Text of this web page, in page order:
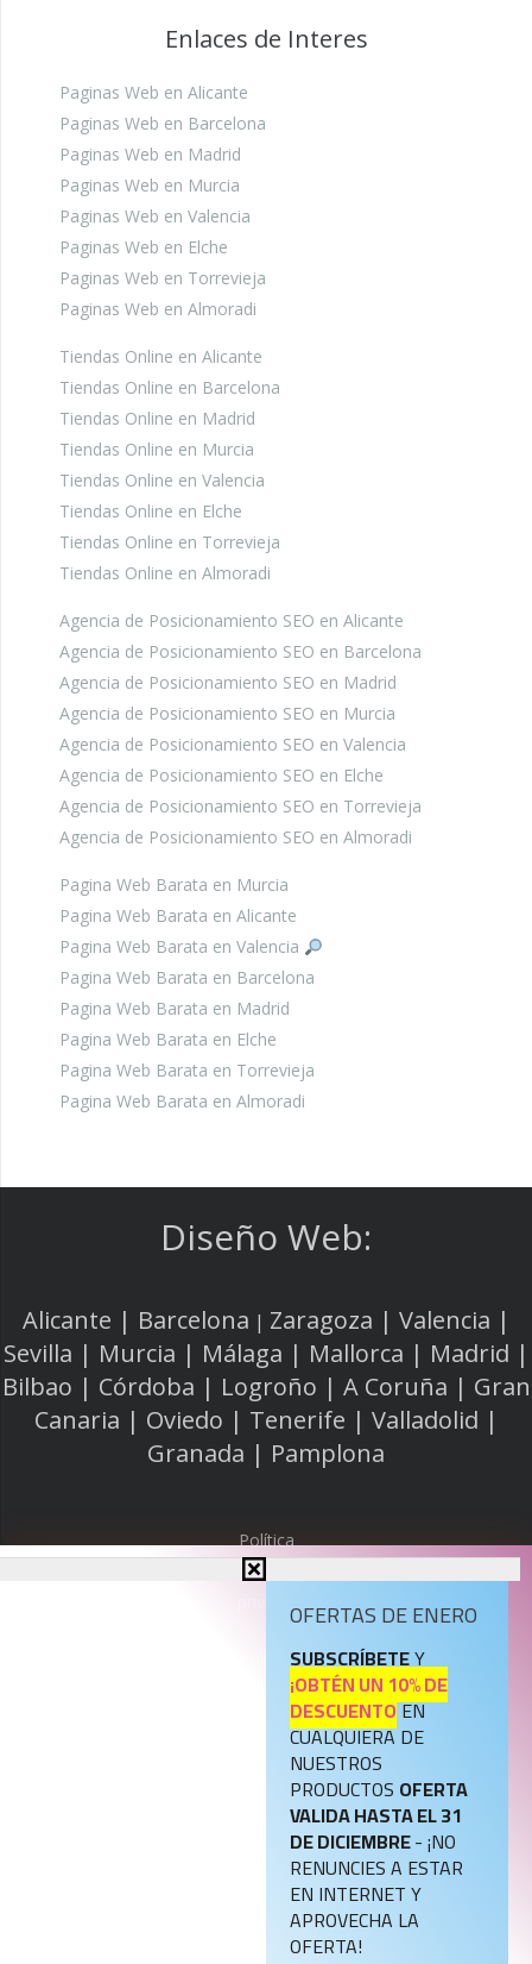
OFERTAS DE ENERO
SUBSCRÍBETEY
¡OBTÉN UN 10% DE
DESCUENTOEN
CUALQUIERA DE
NUESTROS
PRODUCTOS OFERTA
VALIDA HASTA EL 31
DE DICIEMBRE- ¡NO
RENUNCIES A ESTAR
EN INTERNET Y
APROVECHA LA
OFERTA!
Enlaces de Interes
Paginas Web en Alicante
Paginas Web en Barcelona
Paginas Web en Madrid
Paginas Web en Murcia
Paginas Web en Valencia
Paginas Web en Elche
Paginas Web en Torrevieja
Paginas Web en Almoradi
Tiendas Online en Alicante
Tiendas Online en Barcelona
Tiendas Online en Madrid
Tiendas Online en Murcia
Tiendas Online en Valencia
Tiendas Online en Elche
Tiendas Online en Torrevieja
Tiendas Online en Almoradi
Agencia de Posicionamiento SEO en Alicante
Agencia de Posicionamiento SEO en Barcelona
Agencia de Posicionamiento SEO en Madrid
Agencia de Posicionamiento SEO en Murcia
Agencia de Posicionamiento SEO en Valencia
Agencia de Posicionamiento SEO en Elche
Agencia de Posicionamiento SEO en Torrevieja
Agencia de Posicionamiento SEO en Almoradi
Pagina Web Barata en Murcia
Pagina Web Barata en Alicante
Pagina Web Barata en Valencia
Pagina Web Barata en Barcelona
Pagina Web Barata en Madrid
Pagina Web Barata en Elche
Pagina Web Barata en Torrevieja
Pagina Web Barata en Almoradi
Diseño Web:
Alicante | Barcelona | Zaragoza | Valencia |
Sevilla | Murcia | Málaga | Mallorca | Madrid |
Bilbao | Córdoba | Logroño | A Coruña | Gran
Canaria | Oviedo | Tenerife | Valladolid |
Granada | Pamplona
Política
Política
de
cookies
Aviso
legal
Política
de
Registro
de